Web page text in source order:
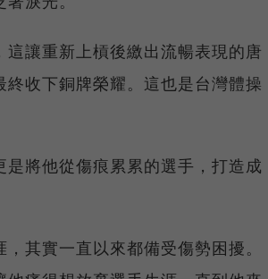
讓重新上槓後繳出流暢表現的唐
收下銅牌榮耀。這也是台灣體操
將他從傷痕累累的選手，打造成
其實一直以來都備受傷勢困擾。